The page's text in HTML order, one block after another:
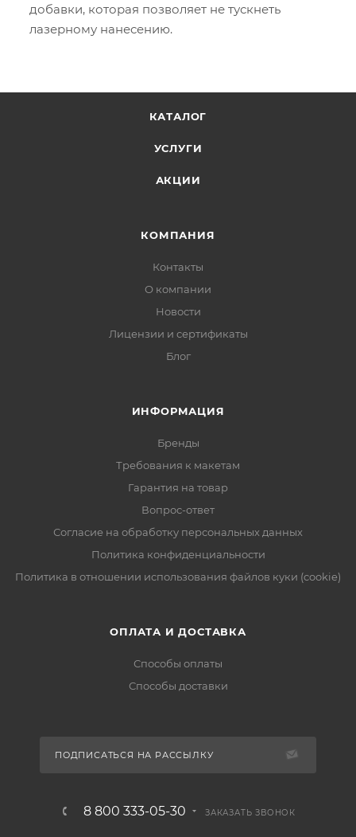
добавки, которая позволяет не тускнеть
лазерному нанесению.
КАТАЛОГ
УСЛУГИ
АКЦИИ
КОМПАНИЯ
Контакты
О компании
Новости
Лицензии и сертификаты
Блог
ИНФОРМАЦИЯ
Бренды
Требования к макетам
Гарантия на товар
Вопрос-ответ
Согласие на обработку персональных данных
Политика конфиденциальности
Политика в отношении использования файлов куки (cookie)
ОПЛАТА И ДОСТАВКА
Способы оплаты
Способы доставки
ПОДПИСАТЬСЯ НА РАССЫЛКУ
8 800 333-05-30 ЗАКАЗАТЬ ЗВОНОК